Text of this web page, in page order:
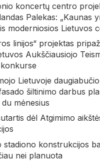
koncertų centro
Palekas: „Kaunas
moderniosios Lietuvos
linijos“ projektas
Aukščiausiojo
Lietuvoje
šiltinimo darbus
mėnesius
dėl Atgimimo
stadiono konstrukcijos
nei planuota